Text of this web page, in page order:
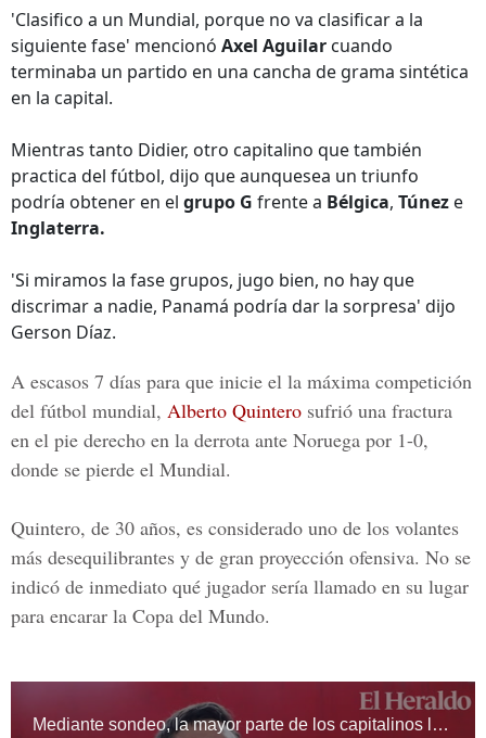
'Clasifico a un Mundial, porque no va clasificar a la
siguiente fase' mencionó Axel Aguilar cuando
terminaba un partido en una cancha de grama sintética
en la capital.
Mientras tanto Didier, otro capitalino que también
practica del fútbol, dijo que aunquesea un triunfo
podría obtener en el grupo G frente a Bélgica, Túnez e
Inglaterra.
'Si miramos la fase grupos, jugo bien, no hay que
discrimar a nadie, Panamá podría dar la sorpresa' dijo
Gerson Díaz.
A escasos 7 días para que inicie el la máxima competición
del fútbol mundial, Alberto Quintero sufrió una fractura
en el pie derecho en la derrota ante Noruega por 1-0,
donde se pierde el Mundial.
Quintero, de 30 años, es considerado uno de los volantes
más desequilibrantes y de gran proyección ofensiva. No se
indicó de inmediato qué jugador sería llamado en su lugar
para encarar la Copa del Mundo.